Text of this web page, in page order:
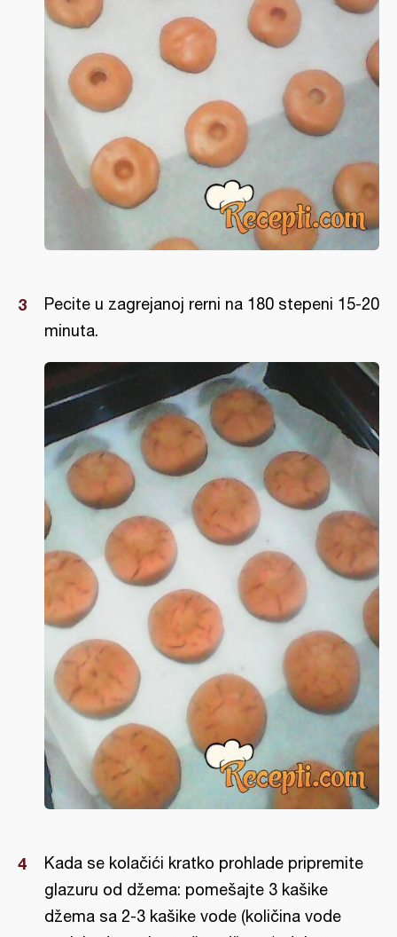
Pecite u zagrejanoj rerni na 180 stepeni 15-20
minuta.
Kada se kolačići kratko prohlade pripremite
glazuru od džema: pomešajte 3 kašike
džema sa 2-3 kašike vode (količina vode